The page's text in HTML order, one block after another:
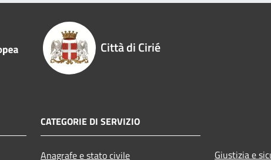
Città di Cirié
CATEGORIE DI SERVIZIO
Anagrafe e stato civile Giustizia e